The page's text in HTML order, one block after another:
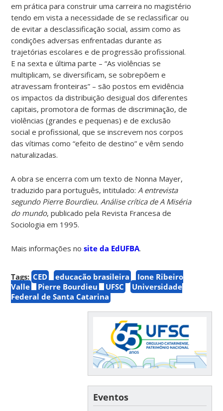
em prática para construir uma carreira no magistério
tendo em vista a necessidade de se reclassificar ou
de evitar a desclassificação social, assim como as
condições adversas enfrentadas durante as
trajetórias escolares e de progressão profissional.
E na sexta e última parte – “As violências se
multiplicam, se diversificam, se sobrepõem e
atravessam fronteiras” – são postos em evidência
os impactos da distribuição desigual dos diferentes
capitais, promotora de formas de discriminação, de
violências (grandes e pequenas) e de exclusão
social e profissional, que se inscrevem nos corpos
das vítimas como “efeito de destino” e vêm sendo
naturalizadas.
A obra se encerra com um texto de Nonna Mayer,
traduzido para português, intitulado: A entrevista
segundo Pierre Bourdieu. Análise crítica de A Miséria
do mundo, publicado pela Revista Francesa de
Sociologia em 1995.
Mais informações no site da EdUFBA.
Tags: CED educação brasileira
Ione Ribeiro
Valle
Pierre Bourdieu UFSC
Universidade
Federal de Santa Catarina
Eventos